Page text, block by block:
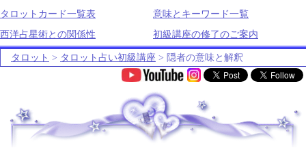
タロットカード一覧表
意味とキーワード一覧
西洋占星術との関係性
初級講座の修了のご案内
タロット > タロット占い初級講座 > 隠者の意味と解釈
.